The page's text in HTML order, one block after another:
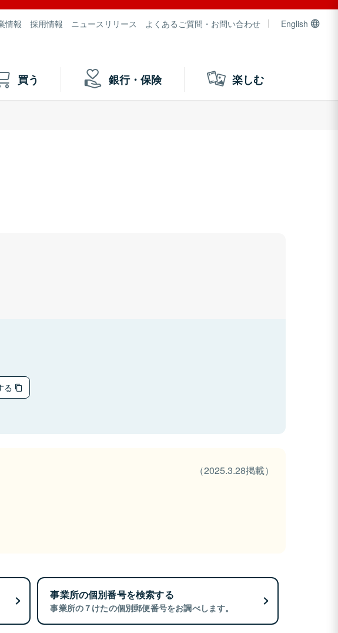
情報 採用情報 ニュースリリース よくあるご質問・お問い合わせ English
買う 銀行・保険 楽しむ
る
（2025.3.28掲載）
事業所の個別番号を検索する
事業所の７けたの個別郵便番号をお調べします。